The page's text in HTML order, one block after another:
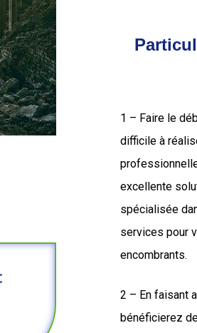
1 – Faire le
difficile à
excellente
spécialisée
services pour
encombrants.
2 – En faisant
bénéficierez